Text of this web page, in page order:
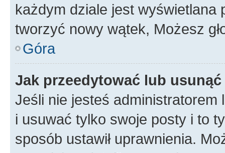
każdym dziale jest wyświetlana
tworzyć nowy wątek, Możesz
Góra
Jak przeedytować lub
Jeśli nie jesteś
i usuwać tylko swoje posty i to
sposób ustawił uprawnienia.